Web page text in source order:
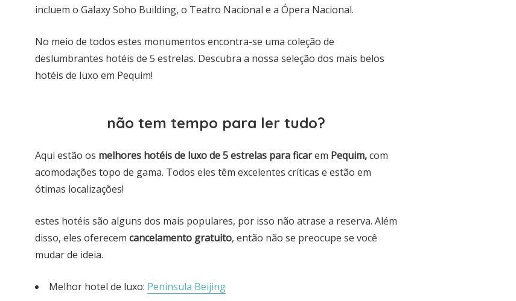
incluem o Galaxy Soho Building, o Teatro Nacional e a Ópera Nacional.
No meio de todos estes monumentos encontra-se uma coleção de
deslumbrantes hotéis de 5 estrelas. Descubra a nossa seleção dos mais belos
hotéis de luxo em Pequim!
não tem tempo para ler tudo?
Aqui estão os melhores hotéis de luxo de 5 estrelas para ficarem Pequim,com
acomodações topo de gama. Todos eles têm excelentes críticas e estão em
ótimas localizações!
estes hotéis são alguns dos mais populares, por isso não atrase a reserva. Além
disso, eles oferecem cancelamento gratuito, então não se preocupe se você
mudar de ideia.
Melhor hotel de luxo: Peninsula Beijing